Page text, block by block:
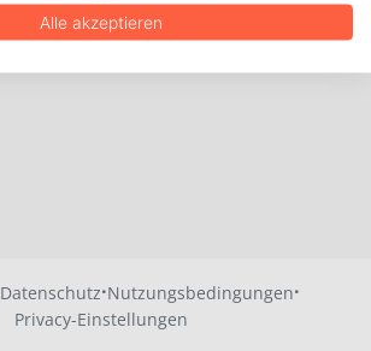
Datenschutz·Nutzungsbedingungen·
Privacy-Einstellungen
Alle akzeptieren